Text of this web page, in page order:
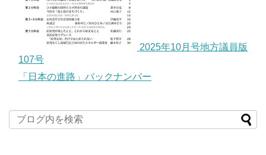
2025年10月号地方議員版
107号
「日本の進路」バックナンバー